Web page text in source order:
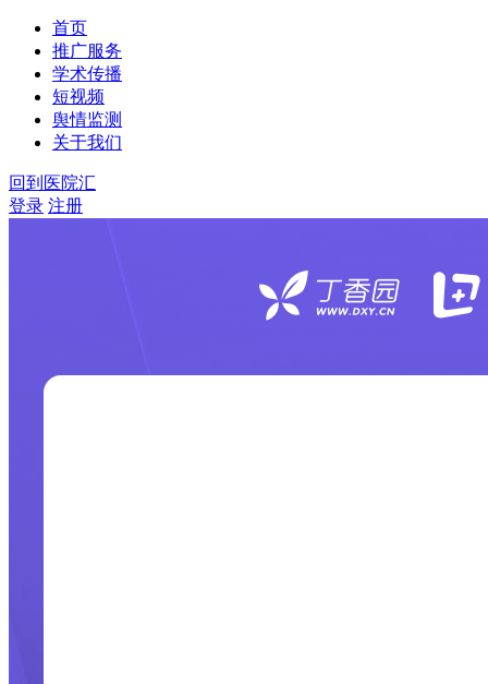
首页
推广服务
学术传播
短视频
舆情监测
关于我们
回到医院汇
登录 注册